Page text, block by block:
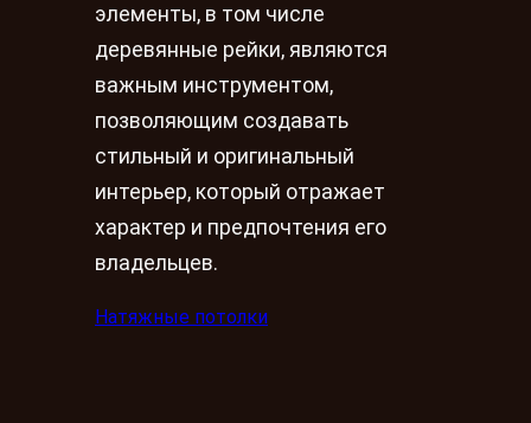
элементы, в том числе
деревянные рейки, являются
важным инструментом,
позволяющим создавать
стильный и оригинальный
интерьер, который отражает
характер и предпочтения его
владельцев.
Натяжные потолки